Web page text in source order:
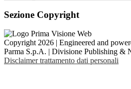
Sezione Copyright
Copyright 2026 | Engineered and
Parma S.p.A. | Divisione Publishing &
Disclaimer trattamento dati personali